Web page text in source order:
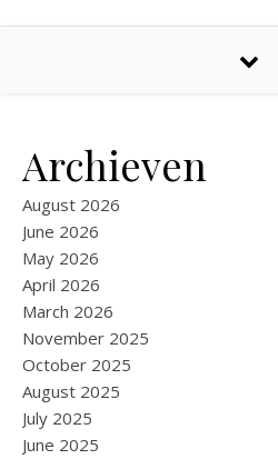
Archieven
August 2026
June 2026
May 2026
April 2026
March 2026
November 2025
October 2025
August 2025
July 2025
June 2025